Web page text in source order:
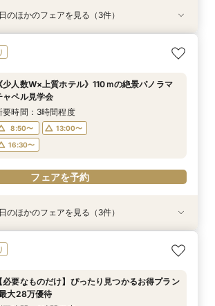
少人数W×上質ホテル》110ｍの絶景パノラマ
ャペル見学会
8:50〜
16:30〜
フェアを予約
BIGフェア】駅直結×高層階チャペル＼最大30
祝日特典／
9:00〜
16:30〜
フェアを予約
マホ・PCで叶うオンライン相談会！少人数W
ご相談も大歓迎
9:00〜
16:30〜
フェアを予約
のほかのフェアを見る（3件）
少人数W×上質ホテル》110ｍの絶景パノラマ
ャペル見学会
要時間：3時間程度
8:50〜
13:00〜
16:30〜
フェアを予約
20名86万円～】少人数Wにオススメ！会場見
＆見積り相談
8:50〜
BIGフェア】駅直結×高層階チャペル＼最大30
祝日特典／
9:00〜
マホ・PCで叶うオンライン相談会！少人数W
ご相談も大歓迎
9:00〜
のほかのフェアを見る（3件）
【必要なものだけ】ぴったり見つかるお得プラン
大28万優待